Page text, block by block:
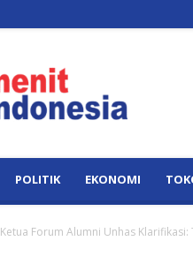
Indonesia
POLITIK EKONOMI
Ketua Forum Alumni Unhas Klarifikasi: